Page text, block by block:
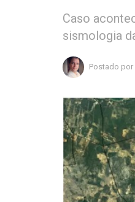
Caso
sismologia
Postado por